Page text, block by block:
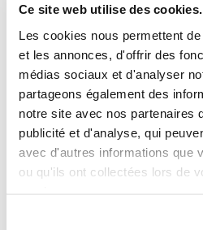
Ce site web utilise des cookies.
Les cookies nous permettent
et les annonces, d'offrir des
médias sociaux et d'analyser
partageons également des
notre site avec nos partenaires
publicité et d'analyse, qui
avec d'autres informations que
ou qu'ils ont collectées lors de
Téléchargements
Manuelle
pdf
Fiche technique du
pdf
Consignes de sécurité